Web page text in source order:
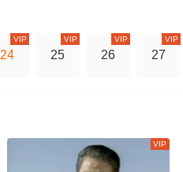
24
VIP
25
VIP
26
VIP
27
VIP